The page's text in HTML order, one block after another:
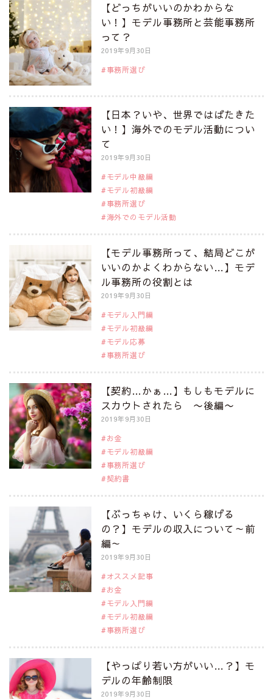
【どっちがいいのかわからな
い！】モデル事務所と芸能事務所
って？
2019年9月30日
事務所選び
【日本？いや、世界ではばたきた
い！】海外でのモデル活動につい
て
2019年9月30日
モデル中級編
モデル初級編
事務所選び
海外でのモデル活動
【モデル事務所って、結局どこが
いいのかよくわからない…】モデ
ル事務所の役割とは
2019年9月30日
モデル入門編
モデル初級編
モデル応募
事務所選び
【契約…かぁ…】もしもモデルに
スカウトされたら 〜後編〜
2019年9月30日
お金
モデル初級編
事務所選び
契約書
【ぶっちゃけ、いくら稼げる
の？】モデルの収入について～前
編～
2019年9月30日
オススメ記事
お金
モデル入門編
モデル初級編
事務所選び
【やっぱり若い方がいい…？】モ
デルの年齢制限
2019年9月30日